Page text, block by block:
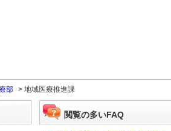
部 > 地域医療推進課
閲覧の多いFAQ